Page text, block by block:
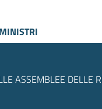
ASSEMBLEE DELLE